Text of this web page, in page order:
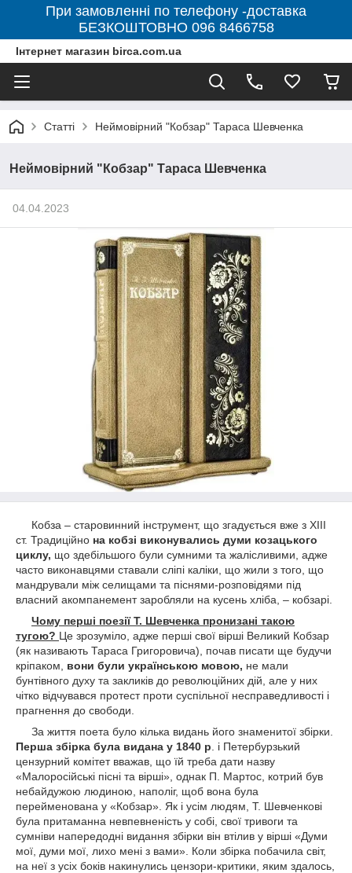
При замовленні по телефону -доставка
БЕЗКОШТОВНО 096 8466758
Інтернет магазин birca.com.ua
Статті Неймовірний "Кобзар" Тараса Шевченка
Неймовірний "Кобзар" Тараса Шевченка
04.04.2023
Кобза – старовинний інструмент, що згадується вже з ХІІІ
ст. Традиційно на кобзі виконувались думи козацького
циклу, що здебільшого були сумними та жалісливими, адже
часто виконавцями ставали сліпі каліки, що жили з того, що
мандрували між селищами та піснями-розповідями під
власний акомпанемент заробляли на кусень хліба, – кобзарі.
Чому перші поезії Т. Шевченка пронизані такою
тугою? Це зрозуміло, адже перші свої вірші Великий Кобзар
(як називають Тараса Григоровича), почав писати ще будучи
кріпаком, вони були українською мовою, не мали
бунтівного духу та закликів до революційних дій, але у них
чітко відчувався протест проти суспільної несправедливості і
прагнення до свободи.
За життя поета було кілька видань його знаменитої збірки.
Перша збірка була видана у 1840 р . і Петербурзький
цензурний комітет вважав, що їй треба дати назву
«Малоросійські пісні та вірші», однак П. Мартос, котрий був
небайдужою людиною, наполіг, щоб вона була
перейменована у «Кобзар». Як і усім людям, Т. Шевченкові
була притаманна невпевненість у собі, свої тривоги та
сумніви напередодні видання збірки він втілив у вірші «Думи
мої, думи мої, лихо мені з вами». Коли збірка побачила світ,
на неї з усіх боків накинулись цензори-критики, яким здалось,